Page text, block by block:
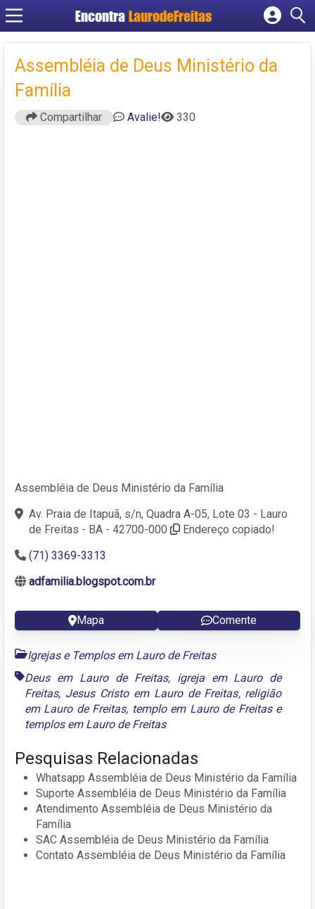
Encontra LaurodeFreitas
Fazer login
Assembléia de Deus Ministério da
Família
Compartilhar Avalie! 330
Assembléia de Deus Ministério da Família
Av. Praia de Itapuã, s/n, Quadra A-05, Lote 03 - Lauro
de Freitas - BA - 42700-000
Endereço copiado!
(71) 3369-3313
adfamilia.blogspot.com.br
Mapa Comente
Igrejas e Templos em Lauro de Freitas
Deus em Lauro de Freitas, igreja em Lauro de
Freitas, Jesus Cristo em Lauro de Freitas, religião
em Lauro de Freitas, templo em Lauro de Freitase
templos em Lauro de Freitas
Pesquisas Relacionadas
Whatsapp Assembléia de Deus Ministério da Família
Suporte Assembléia de Deus Ministério da Família
Atendimento Assembléia de Deus Ministério da
Família
SAC Assembléia de Deus Ministério da Família
Contato Assembléia de Deus Ministério da Família